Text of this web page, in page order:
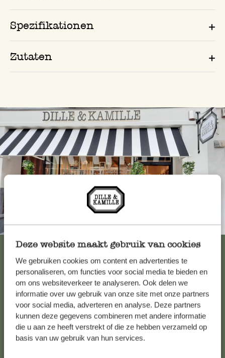
Deze website maakt gebruik van cookies
We gebruiken cookies om content en advertenties te
personaliseren, om functies voor social media te bieden en
om ons websiteverkeer te analyseren. Ook delen we
informatie over uw gebruik van onze site met onze partners
voor social media, adverteren en analyse. Deze partners
kunnen deze gegevens combineren met andere informatie
die u aan ze heeft verstrekt of die ze hebben verzameld op
basis van uw gebruik van hun services.
Spezifikationen
Zutaten
Immer in der Nähe
Alle 62 Geschäfte anzeigen
Kundenservice/Hilfe
Falls Sie Fragen haben oder Tipps und Hilfe brauchen, wenden
Sie sich bitte an unseren Kundenservice. Oder lesen Sie hier
die Antworten aufhäufig gestellte Fragen